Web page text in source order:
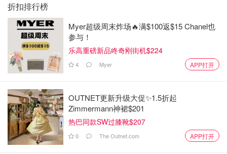
折扣排行榜
Myer超级周末炸场🔥满$100返$15 Chanel也
参与！
乐高重磅新品咚奇刚街机$224
4 Myer APP打开
OUTNET更新升级大促✨1.5折起
Zimmermann神裙$201
热巴同款SW过膝靴$207
0 The Outnet.com APP打开